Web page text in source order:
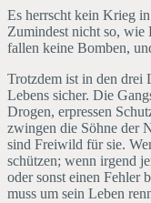
Es herrscht kein Krieg
Zumindest nicht so, wie
fallen keine Bomben,
Trotzdem ist in den drei
Lebens sicher. Die
Drogen, erpressen
zwingen die Söhne der
sind Freiwild für sie.
schützen; wenn irgend
oder sonst einen Fehler
muss um sein Leben